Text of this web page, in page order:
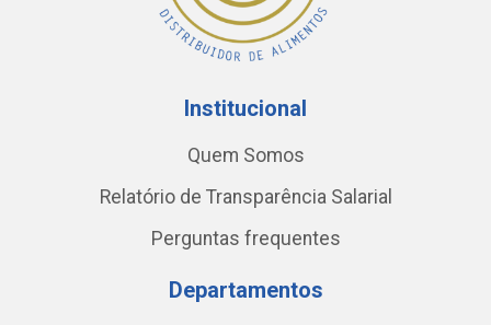
Institucional
Quem Somos
Relatório de Transparência Salarial
Perguntas frequentes
Departamentos